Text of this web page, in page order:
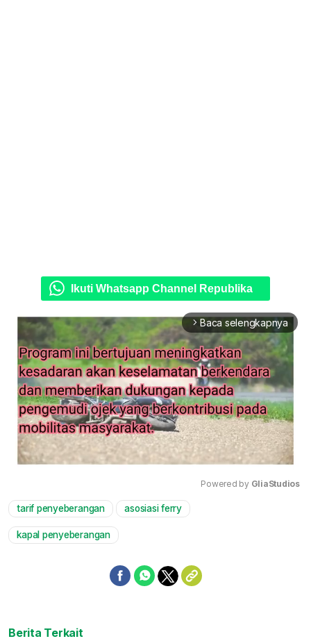
Ikuti Whatsapp Channel Republika
arrow_forward_ios Baca selengkapnya
Powered by GliaStudios
tarif penyeberangan asosiasi ferry
kapal penyeberangan
Berita Terkait